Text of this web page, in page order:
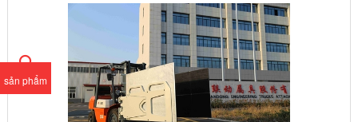
sản phẩm